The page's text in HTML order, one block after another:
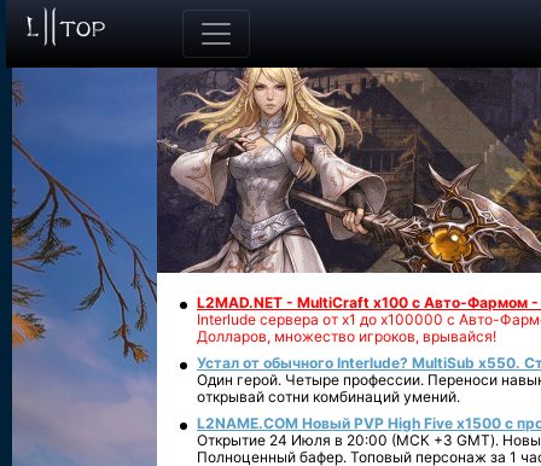
L2MAD.NET - MultiCraft x100 с Авто-Фармом
Interlude сервера от х1 до х100000 с Авто-
Долларов, множество игроков, врывайся!
Устал от обычного Interlude? MultiSub x550.
Один герой. Четыре профессии. Переноси
открывай сотни комбинаций умений.
L2NAME.COM Новый PVP High Five x1500 с
Открытие 24 Июля в 20:00 (МСК +3 GMT).
Полноценный бафер. Топовый персонаж за 1